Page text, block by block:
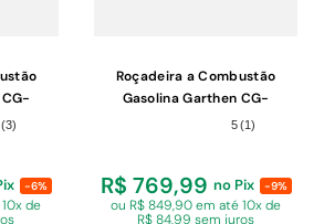
(3)
-6%
de
Roçadeira a Combustão
Gasolina Garthen CG-
520N/51,7CC 2HP
5(1)
R$ 769,99 no Pix -9%
ou R$ 849,90 em até 10x de
R$ 84,99 sem juros